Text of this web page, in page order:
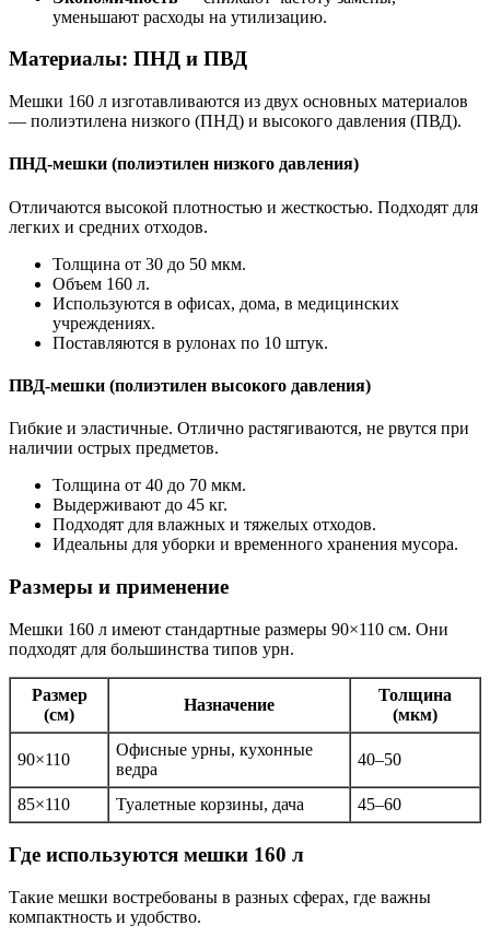
уменьшают расходы на утилизацию.
Материалы: ПНД и ПВД
Мешки 160 л изготавливаются из двух основных материалов
— полиэтилена низкого (ПНД) и высокого давления (ПВД).
ПНД-мешки (полиэтилен низкого давления)
Отличаются высокой плотностью и жесткостью. Подходят для
легких и средних отходов.
Толщина от 30 до 50 мкм.
Объем 160 л.
Используются в офисах, дома, в медицинских
учреждениях.
Поставляются в рулонах по 10 штук.
ПВД-мешки (полиэтилен высокого давления)
Гибкие и эластичные. Отлично растягиваются, не рвутся при
наличии острых предметов.
Толщина от 40 до 70 мкм.
Выдерживают до 45 кг.
Подходят для влажных и тяжелых отходов.
Идеальны для уборки и временного хранения мусора.
Размеры и применение
Мешки 160 л имеют стандартные размеры 90×110 см. Они
подходят для большинства типов урн.
Размер
(см)
Назначение
Толщина
(мкм)
90×110
Офисные урны, кухонные
ведра
40–50
85×110 Туалетные корзины, дача 45–60
Где используются мешки 160 л
Такие мешки востребованы в разных сферах, где важны
компактность и удобство.